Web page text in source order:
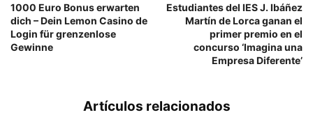
1000 Euro Bonus erwarten
dich – Dein Lemon Casino de
Login für grenzenlose
Gewinne
Estudiantes del IES J. Ibáñez
Martín de Lorca ganan el
primer premio en el
concurso ‘Imagina una
Empresa Diferente’
Artículos relacionados